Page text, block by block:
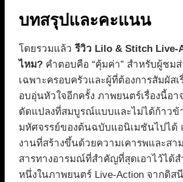
บทสรุปและคะแนน
โดยรวมแล้วรีวิว Lilo & Stitch
ไหม? คำตอบคือ “คุ้มค่า” สำหรับผู้ชม
เฉพาะครอบครัวและผู้ที่ต้องการสัมผัสเ
อบอุ่นหัวใจอีกครั้ง ภาพยนตร์เรื่องนี้อา
ดัดแปลงที่สมบูรณ์แบบและไม่ได้ก้าวข้
มหัศจรรย์ของต้นฉบับแอนิเมชันไปได้
งานที่สร้างขึ้นด้วยความเคารพและสา
สารทางอารมณ์ที่สำคัญที่สุดเอาไว้ได้ส
หนึ่งในภาพยนตร์ Live-Action จากดิส